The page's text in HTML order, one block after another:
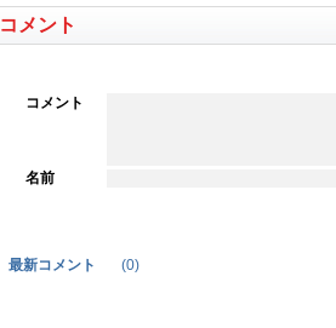
コメント
コメント
名前
最新コメント (0)